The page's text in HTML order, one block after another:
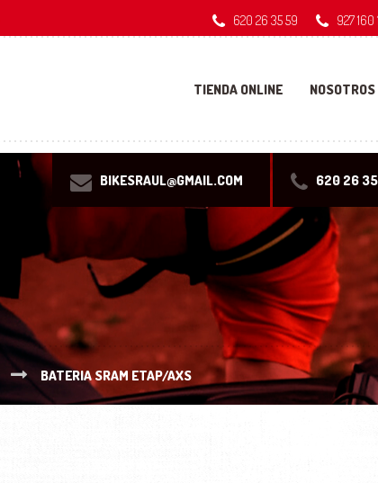
620 26 35 59 927 160
TIENDA ONLINE NOSOTROS
BIKESRAUL@GMAIL.COM 620 26
BATERIA SRAM ETAP/AXS